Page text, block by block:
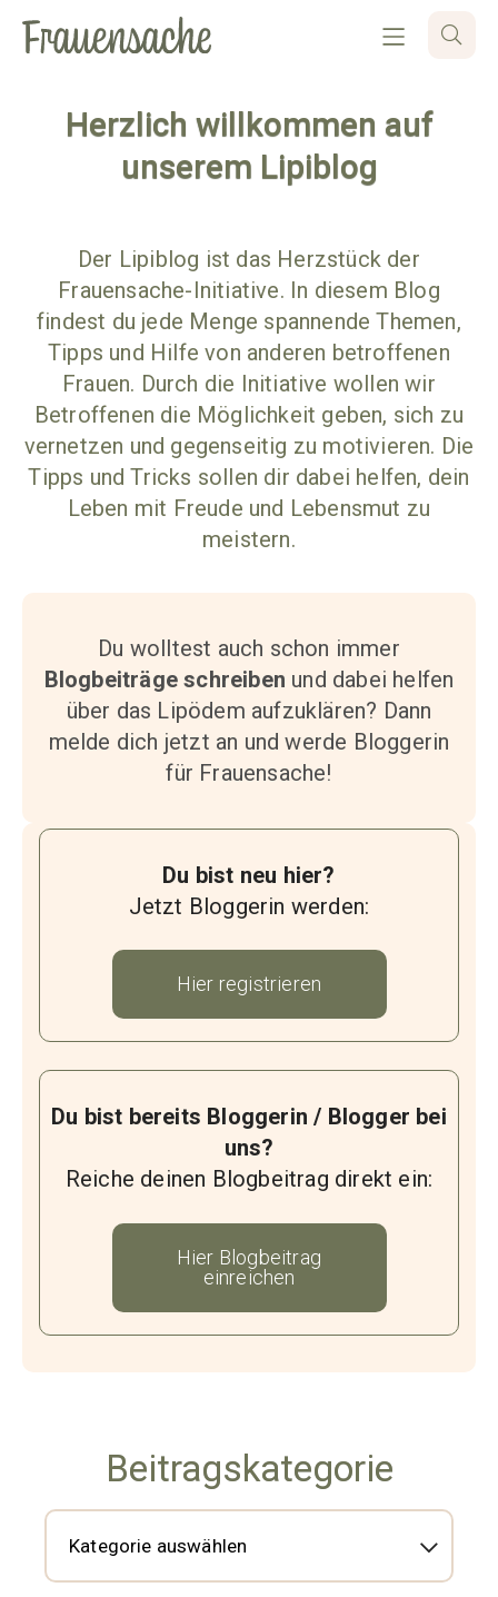
Herzlich willkommen auf
unserem Lipiblog
Der Lipiblog ist das Herzstück der
Frauensache-Initiative. In diesem Blog
findest du jede Menge spannende Themen,
Tipps und Hilfe von anderen betroffenen
Frauen. Durch die Initiative wollen wir
Betroffenen die Möglichkeit geben, sich zu
vernetzen und gegenseitig zu motivieren. Die
Tipps und Tricks sollen dir dabei helfen, dein
Leben mit Freude und Lebensmut zu
meistern.
Du wolltest auch schon immer
Blogbeiträge schreiben und dabei helfen
über das Lipödem aufzuklären? Dann
melde dich jetzt an und werde Bloggerin
für Frauensache!
Du bist neu hier?
Jetzt Bloggerin werden:
Hier registrieren
Du bist bereits Bloggerin / Blogger bei
uns?
Reiche deinen Blogbeitrag direkt ein:
Hier Blogbeitrag
einreichen
Beitragskategorie